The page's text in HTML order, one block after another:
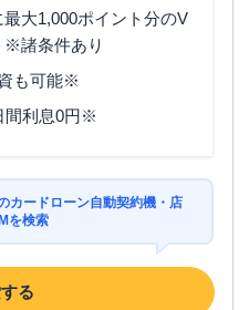
21:00
21:00
21:30
21:30
21:30
大1,000ポイント分のV
※諸条件あり
も可能※
間利息0円※
カードローン自動契約機・店
を検索
る